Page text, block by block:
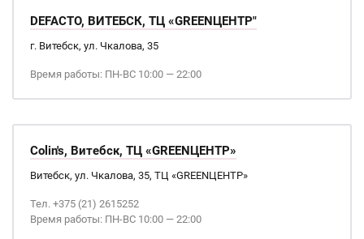
DEFACTO, ВИТЕБСК, ТЦ «GREENЦЕНТР"
г. Витебск, ул. Чкалова, 35
Время работы: ПН-ВС 10:00 — 22:00
Colin's, Витебск, ТЦ «GREENЦЕНТР»
Витебск, ул. Чкалова, 35, ТЦ «GREENЦЕНТР»
Тел. +375 (21) 2615252
Время работы: ПН-ВС 10:00 — 22:00